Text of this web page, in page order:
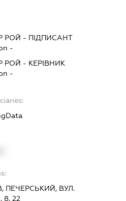
РОЙ - ПІДПИСАНТ
-
РОЙ - КЕРІВНИК
-
ПЕЧЕРСЬКИЙ, ВУЛ.
22